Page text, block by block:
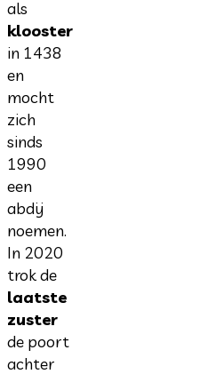
als
klooster
in 1438
en
mocht
zich
sinds
1990
een
abdij
noemen.
In 2020
trok de
laatste
zuster
de poort
achter